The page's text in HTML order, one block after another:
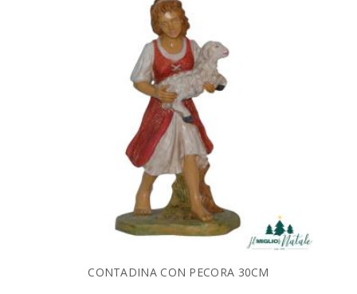
CONTADINA CON PECORA 30CM